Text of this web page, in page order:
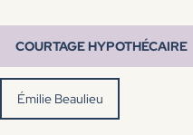
COURTAGE HYPOTHÉCAIRE
Émilie Beaulieu